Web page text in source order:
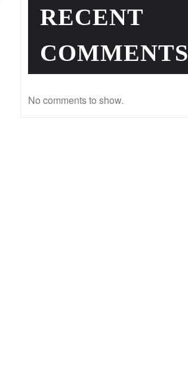
RECENT
COMMENTS
No comments to show.